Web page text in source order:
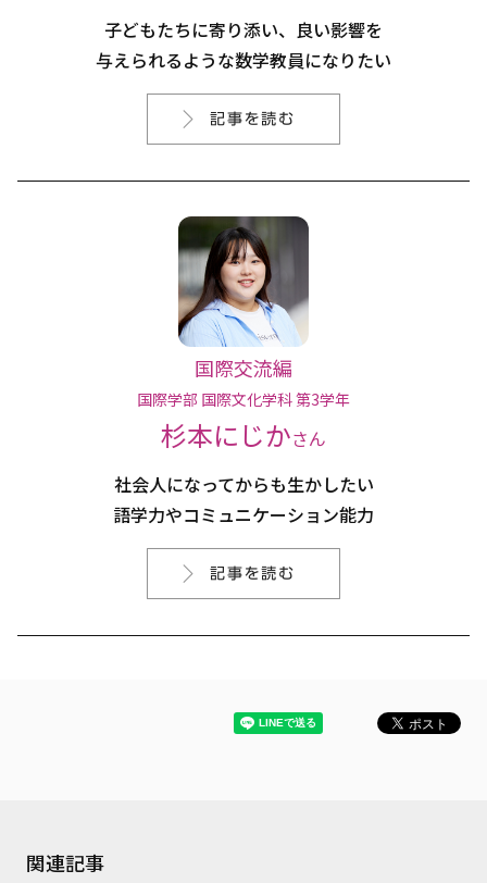
子どもたちに寄り添い、良い影響を
与えられるような数学教員になりたい
国際交流編
国際学部 国際文化学科 第3学年
杉本にじかさん
社会人になってからも生かしたい
語学力やコミュニケーション能力
関連記事